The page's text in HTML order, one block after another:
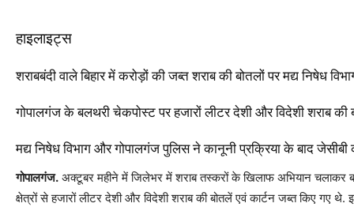
हाइलाइट्स
शराबबंदी वाले बिहार में करोड़ों की जब्त शराब की बोतलों पर मद्य निषेध
गोपालगंज के बलथरी चेकपोस्ट पर हजारों लीटर देशी और विदेशी शराब की
मद्य निषेध विभाग और गोपालगंज पुलिस ने कानूनी प्रक्रिया के बाद
गोपालगंज. अक्टूबर महीने में जिलेभर में शराब तस्करों के खिलाफ अभियान चलाकर बड़ी
क्षेत्रों से हजारों लीटर देशी और विदेशी शराब की बोतलें एवं कार्टन जब्त किए गए